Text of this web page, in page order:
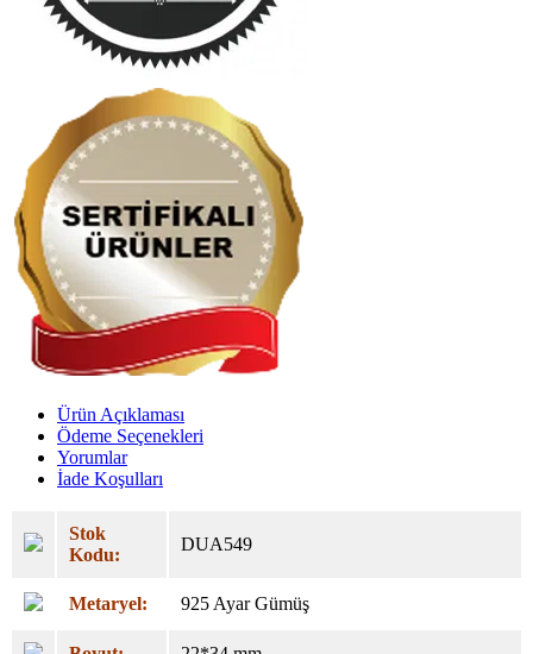
Ürün Açıklaması
Ödeme Seçenekleri
Yorumlar
İade Koşulları
Stok
Kodu:
DUA549
Metaryel: 925 Ayar Gümüş